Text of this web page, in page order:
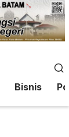
Bisnis